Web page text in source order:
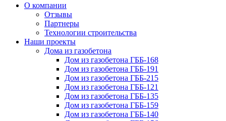
О компании
Отзывы
Партнеры
Технологии строительства
Наши проекты
Дома из газобетона
Дом из газобетона ГББ-168
Дом из газобетона ГББ-191
Дом из газобетона ГББ-215
Дом из газобетона ГББ-121
Дом из газобетона ГББ-135
Дом из газобетона ГББ-159
Дом из газобетона ГББ-140